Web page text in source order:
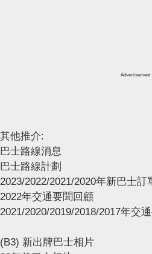
Advertisement
其他推介:
巴士路線消息
巴士路線計劃
2023/2022/2021/2020年新巴士訂
2022年交通要聞回顧
2021/2020/2019/2018/2017年交
(B3) 新出牌巴士相片